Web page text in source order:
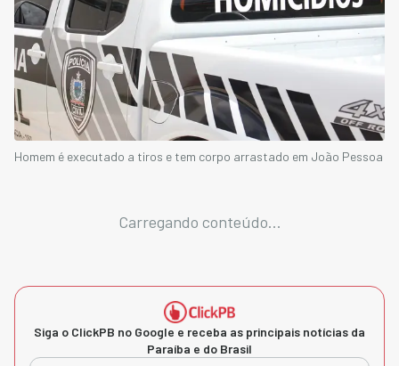
Homem é executado a tiros e tem corpo arrastado em João Pessoa
Carregando conteúdo...
Siga o ClickPB no Google e receba as principais notícias da
Paraíba e do Brasil